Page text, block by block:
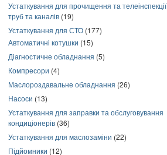
Устаткування для прочищення та телеінспекції
труб та каналів (19)
Устаткування для СТО (177)
Автоматичні котушки (15)
Діагностичне обладнання (5)
Компресори (4)
Маслороздавальне обладнання (26)
Насоси (13)
Устаткування для заправки та обслуговування
кондиціонерів (36)
Устаткування для маслозаміни (22)
Підйомники (12)